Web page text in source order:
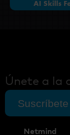
AI Skills
Únete a la
Suscríbete
Netmind